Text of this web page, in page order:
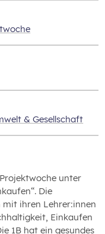
& Gesellschaft
unter
Die
mit ihren Lehrer:innen
Einkaufen
1B hat ein gesundes